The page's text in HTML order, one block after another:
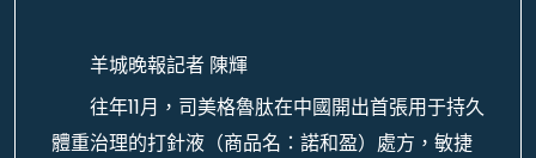
羊城晚報記者 陳輝
往年11月，司美格魯肽在中國開出首張用于持久
體重治理的打針液（商品名：諾和盈）處方，敏捷